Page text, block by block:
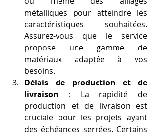
métalliques pour atteindre les
caractéristiques souhaitées.
Assurez-vous que le service
propose une gamme de
matériaux adaptée à vos
besoins.
Délais de production et de
livraison : La rapidité de
production et de livraison est
cruciale pour les projets ayant
des échéances serrées. Certains